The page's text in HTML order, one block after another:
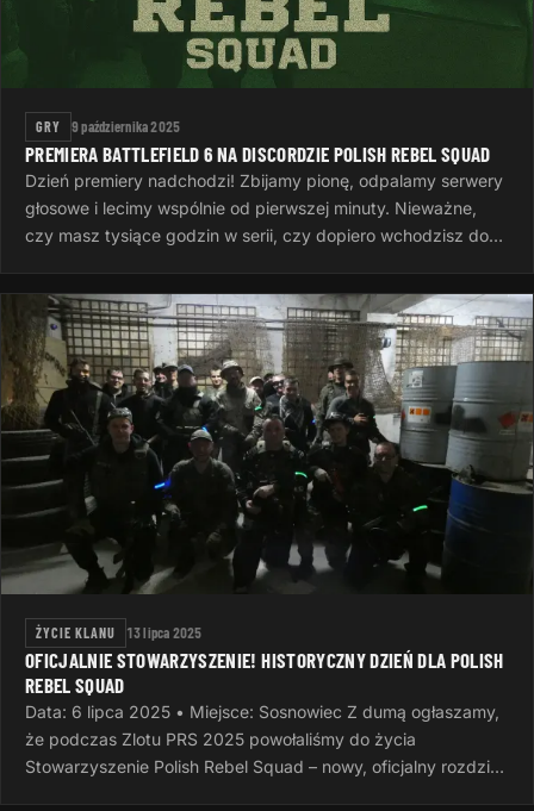
GRY 9 października 2025
PREMIERA BATTLEFIELD 6 NA DISCORDZIE POLISH REBEL SQUAD
Dzień premiery nadchodzi! Zbijamy pionę, odpalamy serwery
głosowe i lecimy wspólnie od pierwszej minuty. Nieważne,
czy masz tysiące godzin w serii, czy dopiero wchodzisz do
ŻYCIE KLANU 13 lipca 2025
OFICJALNIE STOWARZYSZENIE! HISTORYCZNY DZIEŃ DLA POLISH
REBEL SQUAD
Data: 6 lipca 2025 • Miejsce: Sosnowiec Z dumą ogłaszamy,
że podczas Zlotu PRS 2025 powołaliśmy do życia
Stowarzyszenie Polish Rebel Squad – nowy, oficjalny rozdział